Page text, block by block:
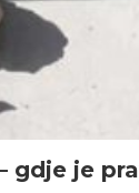
gdje je